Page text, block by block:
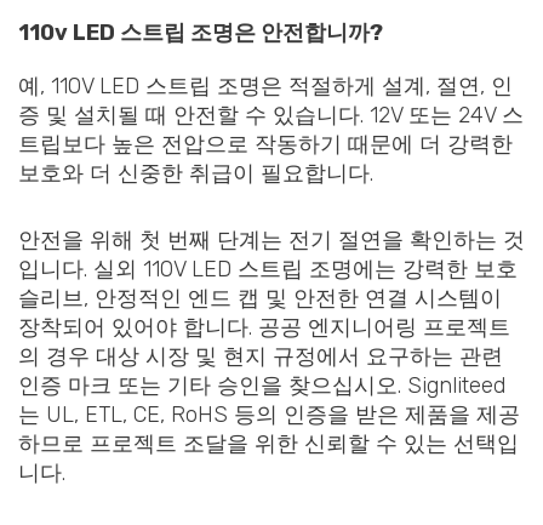
110v LED 스트립 조명은 안전합니까?
예, 110V LED 스트립 조명은 적절하게 설계, 절연, 인
증 및 설치될 때 안전할 수 있습니다. 12V 또는 24V 스
트립보다 높은 전압으로 작동하기 때문에 더 강력한
보호와 더 신중한 취급이 필요합니다.
안전을 위해 첫 번째 단계는 전기 절연을 확인하는 것
입니다. 실외 110V LED 스트립 조명에는 강력한 보호
슬리브, 안정적인 엔드 캡 및 안전한 연결 시스템이
장착되어 있어야 합니다. 공공 엔지니어링 프로젝트
의 경우 대상 시장 및 현지 규정에서 요구하는 관련
인증 마크 또는 기타 승인을 찾으십시오. Signliteed
는 UL, ETL, CE, RoHS 등의 인증을 받은 제품을 제공
하므로 프로젝트 조달을 위한 신뢰할 수 있는 선택입
니다.